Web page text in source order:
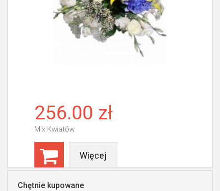
256.00 zł
Mix Kwiatów
Więcej
Chętnie kupowane